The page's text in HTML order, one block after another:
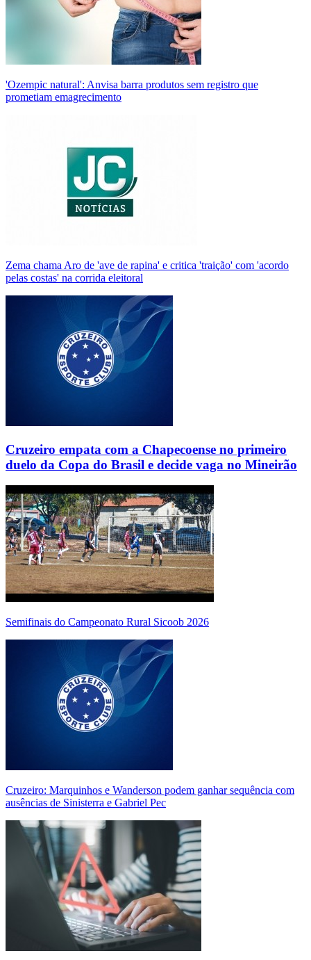
'Ozempic natural': Anvisa barra produtos sem registro que
prometiam emagrecimento
Zema chama Aro de 'ave de rapina' e critica 'traição' com 'acordo
pelas costas' na corrida eleitoral
Cruzeiro empata com a Chapecoense no primeiro
duelo da Copa do Brasil e decide vaga no Mineirão
Semifinais do Campeonato Rural Sicoob 2026
Cruzeiro: Marquinhos e Wanderson podem ganhar sequência com
ausências de Sinisterra e Gabriel Pec